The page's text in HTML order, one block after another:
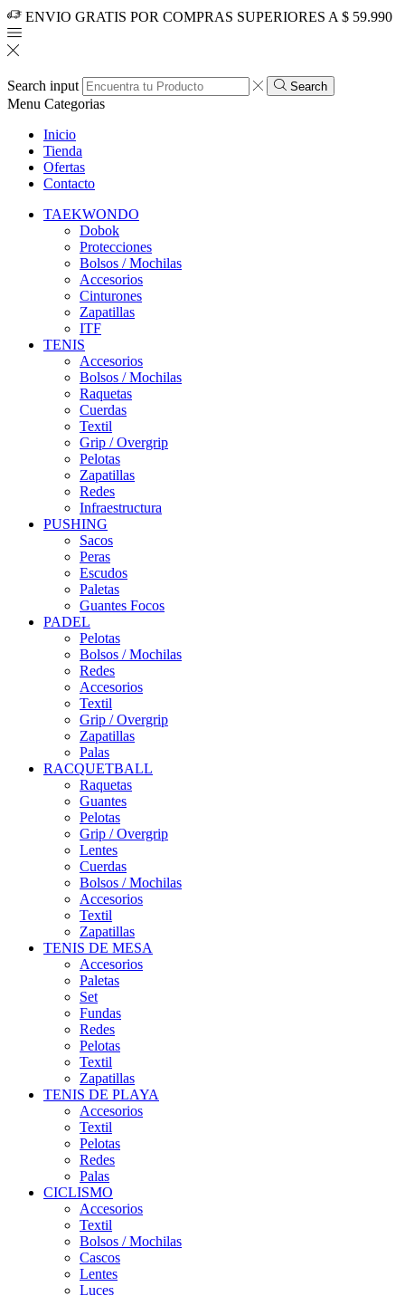
ENVIO GRATIS POR COMPRAS SUPERIORES A $ 59.990
Search input Search
Menu Categorias
Inicio
Tienda
Ofertas
Contacto
TAEKWONDO
Dobok
Protecciones
Bolsos / Mochilas
Accesorios
Cinturones
Zapatillas
ITF
TENIS
Accesorios
Bolsos / Mochilas
Raquetas
Cuerdas
Textil
Grip / Overgrip
Pelotas
Zapatillas
Redes
Infraestructura
PUSHING
Sacos
Peras
Escudos
Paletas
Guantes Focos
PADEL
Pelotas
Bolsos / Mochilas
Redes
Accesorios
Textil
Grip / Overgrip
Zapatillas
Palas
RACQUETBALL
Raquetas
Guantes
Pelotas
Grip / Overgrip
Lentes
Cuerdas
Bolsos / Mochilas
Accesorios
Textil
Zapatillas
TENIS DE MESA
Accesorios
Paletas
Set
Fundas
Redes
Pelotas
Textil
Zapatillas
TENIS DE PLAYA
Accesorios
Textil
Pelotas
Redes
Palas
CICLISMO
Accesorios
Textil
Bolsos / Mochilas
Cascos
Lentes
Luces